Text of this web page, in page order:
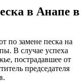
в Анапе
по замене песка на
В случае успеха
пострадавшее от
председателя